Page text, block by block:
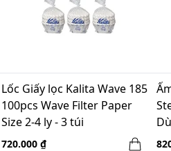
Lốc Giấy lọc Kalita Wave 185
100pcs Wave Filter Paper
Size 2-4 ly - 3 túi
720.000 ₫